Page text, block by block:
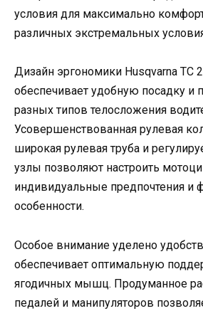
условия для максимально
различных экстремальных
Дизайн эргономики Husqvarna TC
обеспечивает удобную посадку и
разных типов телосложения
Усовершенствованная рулевая
широкая рулевая труба и
узлы позволяют настроить
индивидуальные предпочтения и
особенности.
Особое внимание уделено
обеспечивает оптимальную
ягодичных мышц. Продуманное
педалей и манипуляторов